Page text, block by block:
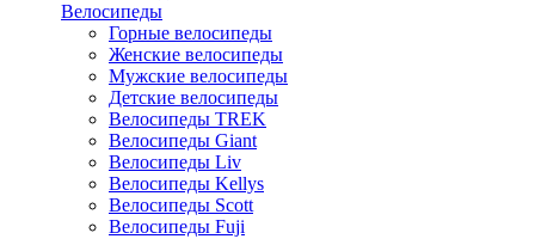
Велосипеды
Горные велосипеды
Женские велосипеды
Мужские велосипеды
Детские велосипеды
Велосипеды TREK
Велосипеды Giant
Велосипеды Liv
Велосипеды Kellys
Велосипеды Scott
Велосипеды Fuji